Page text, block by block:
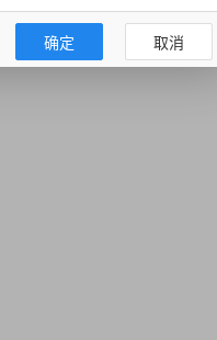
确定 取消